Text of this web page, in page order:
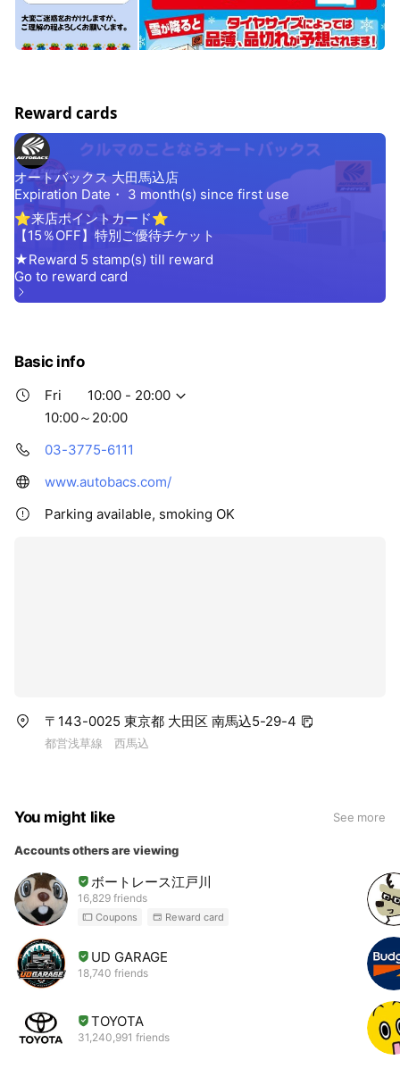
Reward cards
Basic info
Fri
10:00 - 20:00
10:00～20:00
03-3775-6111
www.autobacs.com/
Parking available, smoking OK
〒143-0025 東京都 大田区 南馬込5-29-4
都営浅草線 西馬込
You might like See more
Accounts others are viewing
ボートレース江戸川
16,829 friends
Coupons Reward card
UD GARAGE
18,740 friends
TOYOTA
31,240,991 friends